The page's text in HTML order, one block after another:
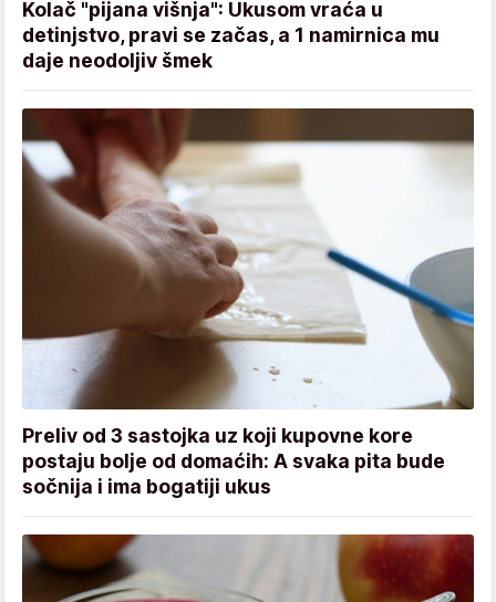
Kolač "pijana višnja": Ukusom vraća u
detinjstvo, pravi se začas, a 1 namirnica mu
daje neodoljiv šmek
Preliv od 3 sastojka uz koji kupovne kore
postaju bolje od domaćih: A svaka pita bude
sočnija i ima bogatiji ukus